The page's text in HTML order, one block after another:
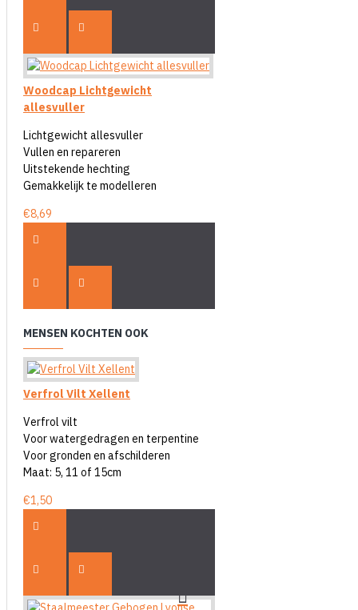
Woodcap Lichtgewicht
allesvuller
Lichtgewicht allesvuller
Vullen en repareren
Uitstekende hechting
Gemakkelijk te modelleren
€8,69
MENSEN KOCHTEN OOK
Verfrol Vilt Xellent
Verfrol vilt
Voor watergedragen en terpentine
Voor gronden en afschilderen
Maat: 5, 11 of 15cm
€1,50